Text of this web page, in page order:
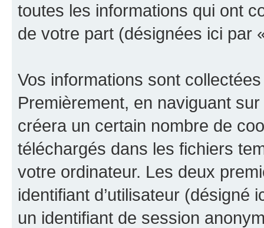
toutes les informations qui ont
de votre part (désignées ici par
Vos informations sont
Premièrement, en naviguant
créera un certain nombre de
téléchargés dans les fichiers
votre ordinateur. Les deux
identifiant d’utilisateur (désigné
un identifiant de session